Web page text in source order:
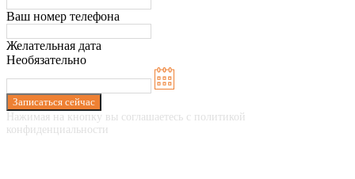
Ваш номер телефона
Желательная дата
Необязательно
Записаться сейчас
Нажимая на кнопку вы соглашаетесь с политикой
конфиденциальности